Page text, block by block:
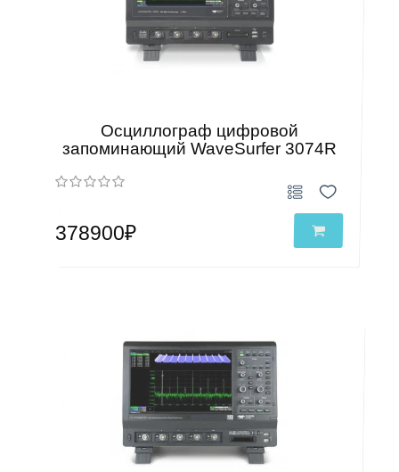
Осциллограф цифровой
запоминающий WaveSurfer 3074R
378900₽